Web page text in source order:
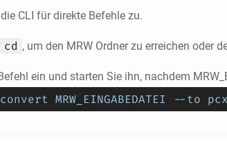
CLI für direkte Befehle zu.
cd , um den MRW Ordner zu erreichen oder
ein und starten Sie ihn, nachdem
MRW_EINGABEDATEI --to pcx